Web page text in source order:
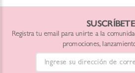
SUSCRÍBETE
Registra tu email para unirte a la
promociones,